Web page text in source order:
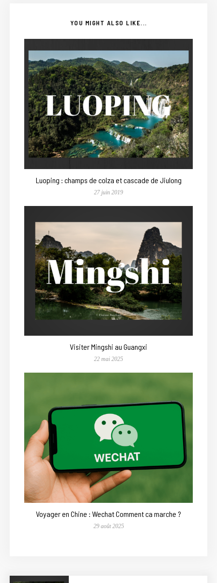
YOU MIGHT ALSO LIKE...
Luoping : champs de colza et cascade de Jiulong
27 juin 2019
Visiter Mingshi au Guangxi
22 mai 2025
Voyager en Chine : Wechat Comment ca marche ?
29 août 2025